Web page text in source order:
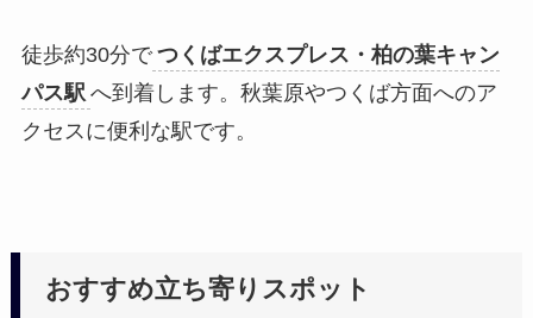
徒歩約30分で つくばエクスプレス・柏の葉キャン
パス駅 へ到着します。秋葉原やつくば方面へのア
クセスに便利な駅です。
おすすめ立ち寄りスポット